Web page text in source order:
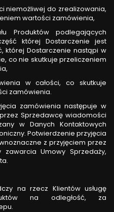
niemożliwej do zrealizowania,
wartości zamówienia,
Produktów podlegających
której Dostarczenie jest
której Dostarczenie nastąpi w
co nie skutkuje przeliczeniem
w całości, co skutkuje
zamówienia.
zamówienia następuje w
Sprzedawcę wiadomości
w Danych Kontaktowych
Potwierdzenie przyjęcia
z przyjęciem przez
zawarcia Umowy Sprzedaży,
na rzecz Klientów usługę
na odległość, za